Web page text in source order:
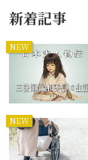
新着記事
NEW
NEW